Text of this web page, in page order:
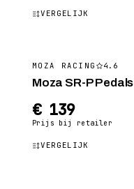
VERGELIJK
MOZA RACING 4.6
Moza SR-P Pedals
€ 139
Prijs bij retailer
VERGELIJK